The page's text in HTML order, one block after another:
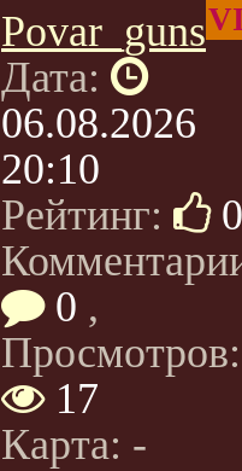
Povar_guns
Дата:
06.08.2026
20:10
Рейтинг:
0
0 ,
Просмотров:
17
Карта: -